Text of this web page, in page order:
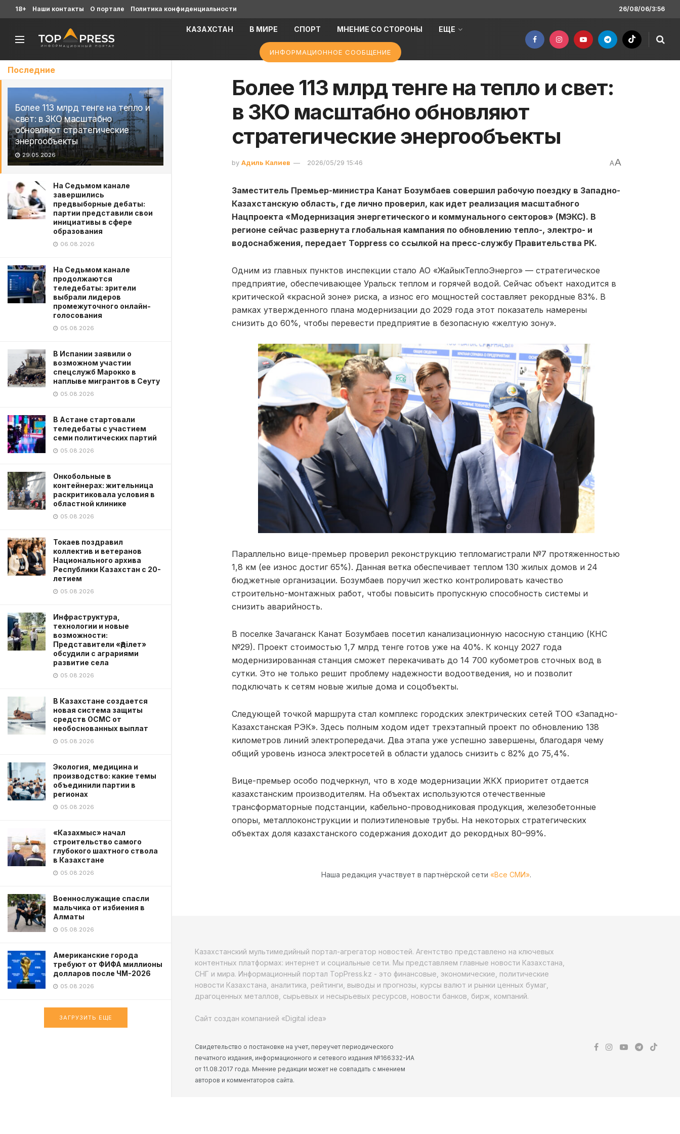
Последние
Более 113 млрд тенге на тепло и
свет: в ЗКО масштабно
обновляют стратегические
энергообъекты
29.05.2026
На Седьмом канале
завершились
предвыборные дебаты:
партии представили свои
инициативы в сфере
образования
06.08.2026
На Седьмом канале
продолжаются
теледебаты: зрители
выбрали лидеров
промежуточного онлайн-
голосования
05.08.2026
В Испании заявили о
возможном участии
спецслужб Марокко в
наплыве мигрантов в Сеуту
05.08.2026
В Астане стартовали
теледебаты с участием
семи политических партий
05.08.2026
Онкобольные в
контейнерах: жительница
раскритиковала условия в
областной клинике
05.08.2026
Токаев поздравил
коллектив и ветеранов
Национального архива
Республики Казахстан с 20-
летием
05.08.2026
Инфраструктура,
технологии и новые
возможности:
Представители «Әділет»
обсудили с аграриями
развитие села
05.08.2026
В Казахстане создается
новая система защиты
средств ОСМС от
необоснованных выплат
05.08.2026
Экология, медицина и
производство: какие темы
объединили партии в
регионах
05.08.2026
«Казахмыс» начал
строительство самого
глубокого шахтного ствола
в Казахстане
05.08.2026
Военнослужащие спасли
мальчика от избиения в
Алматы
05.08.2026
Американские города
требуют от ФИФА миллионы
долларов после ЧМ-2026
05.08.2026
ЗАГРУЗИТЬ ЕЩЕ
18+ Наши контакты О портале Политика конфиденциальности 26/08/06/3:56
КАЗАХСТАН В МИРЕ СПОРТ МНЕНИЕ СО СТОРОНЫ ЕЩЕ
ИНФОРМАЦИОННОЕ СООБЩЕНИЕ
Более 113 млрд тенге на тепло и свет:
в ЗКО масштабно обновляют
стратегические энергообъекты
by Адиль Калиев 2026/05/29 15:46 AA
Заместитель Премьер-министра Канат Бозумбаев совершил рабочую поездку в Западно-
Казахстанскую область, где лично проверил, как идет реализация масштабного
Нацпроекта «Модернизация энергетического и коммунального секторов» (МЭКС). В
регионе сейчас развернута глобальная кампания по обновлению тепло-, электро- и
водоснабжения, передает Toppress со ссылкой на пресс-службу Правительства РК.
Одним из главных пунктов инспекции стало АО «ЖайыкТеплоЭнерго» — стратегическое
предприятие, обеспечивающее Уральск теплом и горячей водой. Сейчас объект находится в
критической «красной зоне» риска, а износ его мощностей составляет рекордные 83%. В
рамках утвержденного плана модернизации до 2029 года этот показатель намерены
снизить до 60%, чтобы перевести предприятие в безопасную «желтую зону».
Параллельно вице-премьер проверил реконструкцию тепломагистрали №7 протяженностью
1,8 км (ее износ достиг 65%). Данная ветка обеспечивает теплом 130 жилых домов и 24
бюджетные организации. Бозумбаев поручил жестко контролировать качество
строительно-монтажных работ, чтобы повысить пропускную способность системы и
снизить аварийность.
В поселке Зачаганск Канат Бозумбаев посетил канализационную насосную станцию (КНС
№29). Проект стоимостью 1,7 млрд тенге готов уже на 40%. К концу 2027 года
модернизированная станция сможет перекачивать до 14 700 кубометров сточных вод в
сутки. Это не только решит проблему надежности водоотведения, но и позволит
подключать к сетям новые жилые дома и соцобъекты.
Следующей точкой маршрута стал комплекс городских электрических сетей ТОО «Западно-
Казахстанская РЭК». Здесь полным ходом идет трехэтапный проект по обновлению 138
километров линий электропередачи. Два этапа уже успешно завершены, благодаря чему
общий уровень износа электросетей в области удалось снизить с 82% до 75,4%.
Вице-премьер особо подчеркнул, что в ходе модернизации ЖКХ приоритет отдается
казахстанским производителям. На объектах используются отечественные
трансформаторные подстанции, кабельно-проводниковая продукция, железобетонные
опоры, металлоконструкции и полиэтиленовые трубы. На некоторых стратегических
объектах доля казахстанского содержания доходит до рекордных 80–99%.
Наша редакция участвует в партнёрской сети «Все СМИ».
Казахстанский мультимедийный портал-агрегатор новостей. Агентство представлено на ключевых
контентных платформах: интернет и социальные сети. Мы представляем главные новости Казахстана,
СНГ и мира. Информационный портал TopPress.kz - это финансовые, экономические, политические
новости Казахстана, аналитика, рейтинги, выводы и прогнозы, курсы валют и рынки ценных бумаг,
драгоценных металлов, сырьевых и несырьевых ресурсов, новости банков, бирж, компаний.
Сайт создан компанией «Digital idea»
Свидетельство о постановке на учет, переучет периодического
печатного издания, информационного и сетевого издания №166332-ИА
от 11.08.2017 года. Мнение редакции может не совпадать с мнением
авторов и комментаторов сайта.